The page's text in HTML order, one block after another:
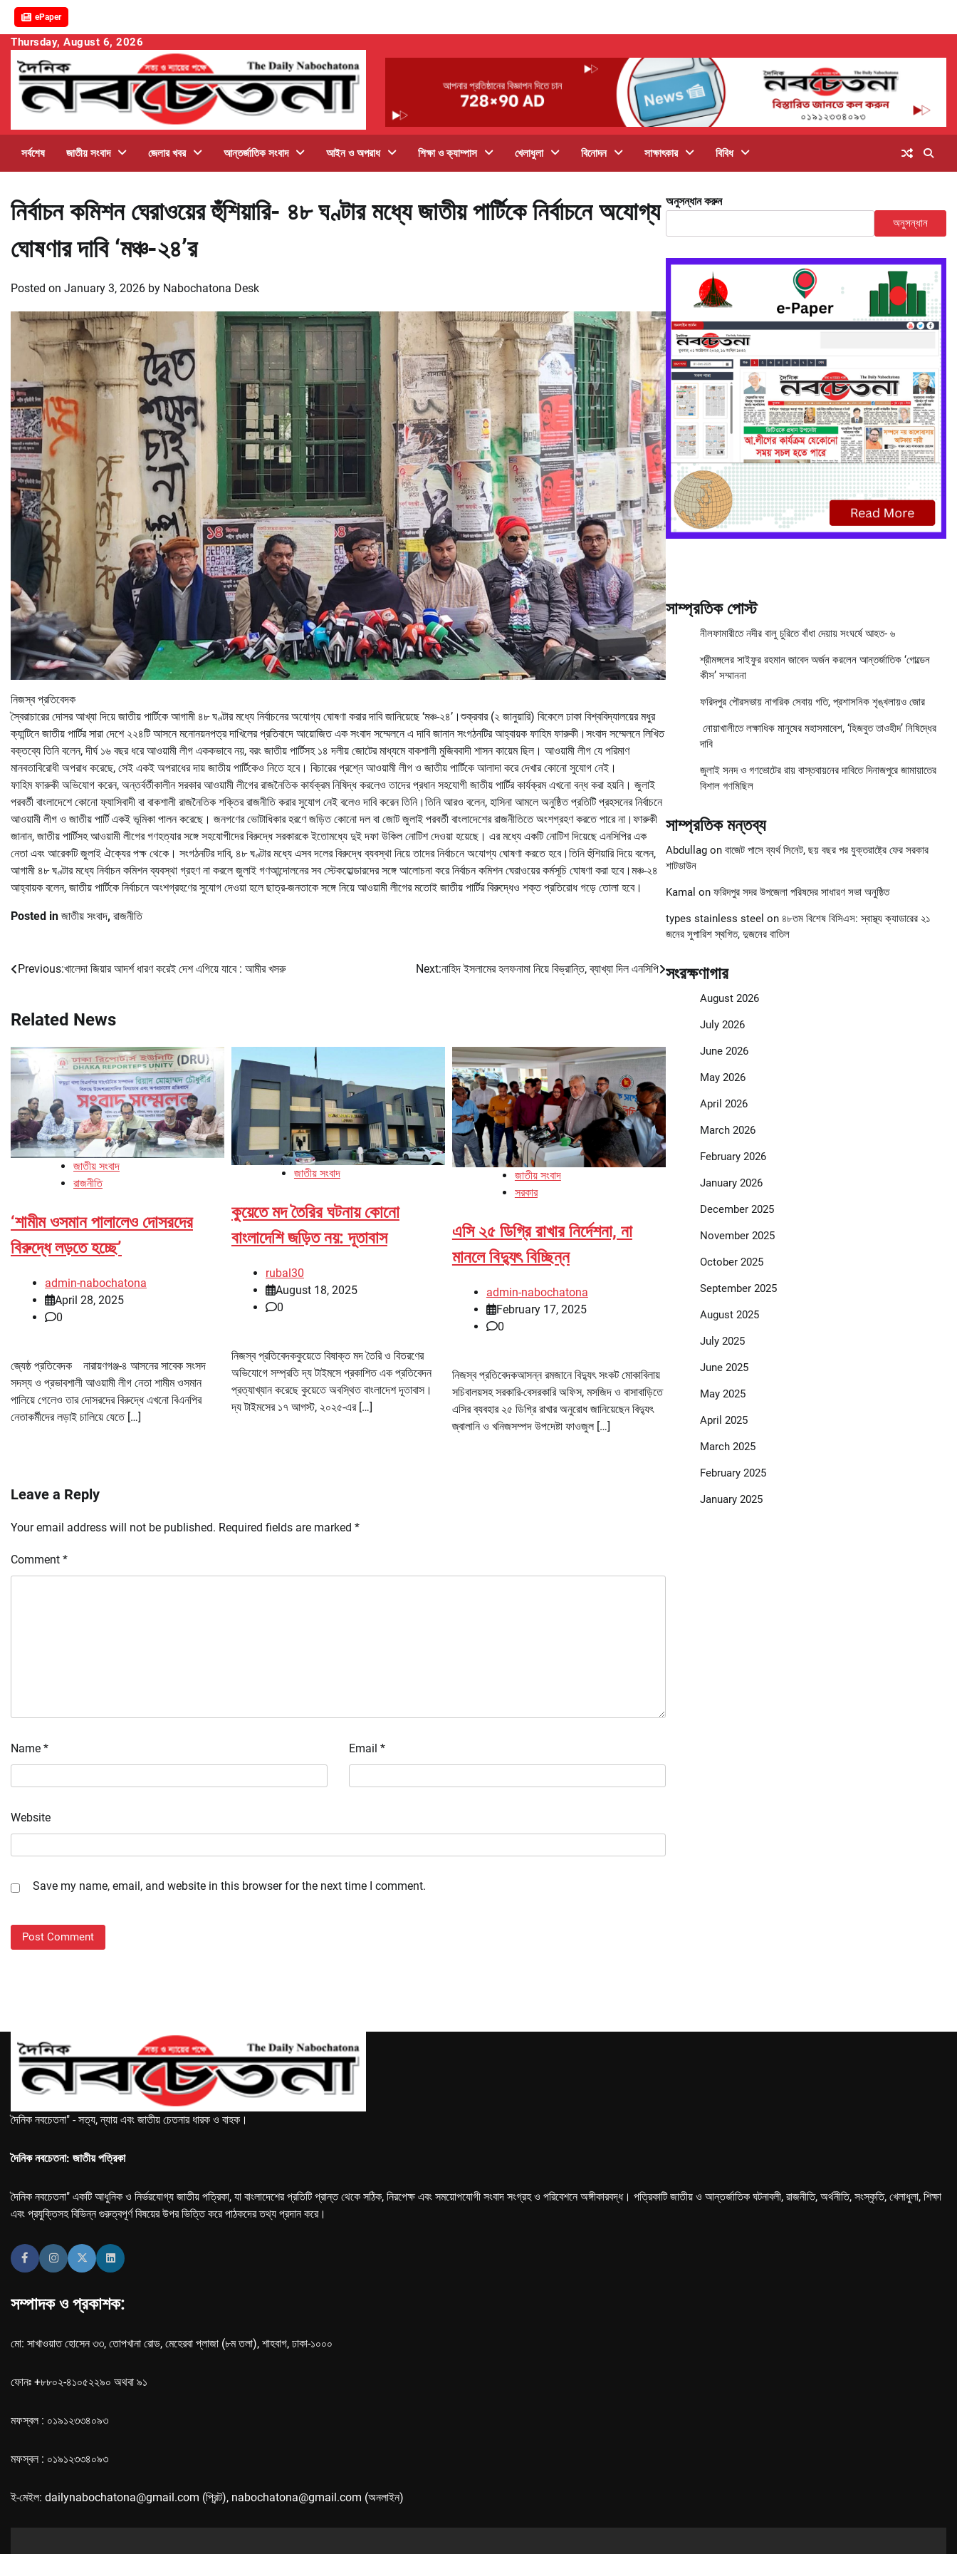
ePaper
Skip
content
Thursday, August 6, 2026
সর্বশেষ জাতীয় সংবাদ জেলার খবর আন্তর্জাতিক সংবাদ আইন ও অপরাধ শিক্ষা ও ক্যাম্পাস খেলাধুলা বিনোদন সাক্ষাৎকার বিবিধ
নির্বাচন কমিশন ঘেরাওয়ের হুঁশিয়ারি- ৪৮ ঘণ্টার মধ্যে জাতীয় পার্টিকে নির্বাচনে অযোগ্য
ঘোষণার দাবি ‘মঞ্চ-২৪’র
Posted on January 3, 2026 by Nabochatona Desk
নিজস্ব প্রতিবেদক
স্বৈরাচারের দোসর আখ্যা দিয়ে জাতীয় পার্টিকে আগামী ৪৮ ঘণ্টার মধ্যে নির্বাচনের অযোগ্য ঘোষণা করার দাবি জানিয়েছে ‘মঞ্চ-২৪’।শুক্রবার (২ জানুয়ারি) বিকেলে ঢাকা বিশ্ববিদ্যালয়ের মধুর
ক্যান্টিনে জাতীয় পার্টির সারা দেশে ২২৪টি আসনে মনোনয়নপত্র দাখিলের প্রতিবাদে আয়োজিত এক সংবাদ সম্মেলনে এ দাবি জানান সংগঠনটির আহ্বায়ক ফাহিম ফারুকী।সংবাদ সম্মেলনে লিখিত
বক্তব্যে তিনি বলেন, দীর্ঘ ১৬ বছর ধরে আওয়ামী লীগ এককভাবে নয়, বরং জাতীয় পার্টিসহ ১৪ দলীয় জোটের মাধ্যমে বাকশালী মুজিববাদী শাসন কায়েম ছিল। আওয়ামী লীগ যে পরিমাণ
মানবতাবিরোধী অপরাধ করেছে, সেই একই অপরাধের দায় জাতীয় পার্টিকেও নিতে হবে। বিচারের প্রশ্নে আওয়ামী লীগ ও জাতীয় পার্টিকে আলাদা করে দেখার কোনো সুযোগ নেই।
ফাহিম ফারুকী অভিযোগ করেন, অন্তর্বর্তীকালীন সরকার আওয়ামী লীগের রাজনৈতিক কার্যক্রম নিষিদ্ধ করলেও তাদের প্রধান সহযোগী জাতীয় পার্টির কার্যক্রম এখনো বন্ধ করা হয়নি। জুলাই
পরবর্তী বাংলাদেশে কোনো ফ্যাসিবাদী বা বাকশালী রাজনৈতিক শক্তির রাজনীতি করার সুযোগ নেই বলেও দাবি করেন তিনি।তিনি আরও বলেন, হাসিনা আমলে অনুষ্ঠিত প্রতিটি প্রহসনের নির্বাচনে
আওয়ামী লীগ ও জাতীয় পার্টি একই ভূমিকা পালন করেছে। জনগণের ভোটাধিকার হরণে জড়িত কোনো দল বা জোট জুলাই পরবর্তী বাংলাদেশের রাজনীতিতে অংশগ্রহণ করতে পারে না।ফারুকী
জানান, জাতীয় পার্টিসহ আওয়ামী লীগের গণহত্যার সঙ্গে সহযোগীদের বিরুদ্ধে সরকারকে ইতোমধ্যে দুই দফা উকিল নোটিশ দেওয়া হয়েছে। এর মধ্যে একটি নোটিশ দিয়েছে এনসিপির এক
নেতা এবং আরেকটি জুলাই ঐক্যের পক্ষ থেকে। সংগঠনটির দাবি, ৪৮ ঘণ্টার মধ্যে এসব দলের বিরুদ্ধে ব্যবস্থা নিয়ে তাদের নির্বাচনে অযোগ্য ঘোষণা করতে হবে।তিনি হুঁশিয়ারি দিয়ে বলেন,
আগামী ৪৮ ঘণ্টার মধ্যে নির্বাচন কমিশন ব্যবস্থা গ্রহণ না করলে জুলাই গণআন্দোলনের সব স্টেকহোল্ডারদের সঙ্গে আলোচনা করে নির্বাচন কমিশন ঘেরাওয়ের কর্মসূচি ঘোষণা করা হবে।মঞ্চ-২৪
আহ্বায়ক বলেন, জাতীয় পার্টিকে নির্বাচনে অংশগ্রহণের সুযোগ দেওয়া হলে ছাত্র-জনতাকে সঙ্গে নিয়ে আওয়ামী লীগের মতোই জাতীয় পার্টির বিরুদ্ধেও শক্ত প্রতিরোধ গড়ে তোলা হবে।
Posted in জাতীয় সংবাদ, রাজনীতি
Post
Previous:খালেদা জিয়ার আদর্শ ধারণ করেই দেশ এগিয়ে যাবে : আমীর খসরু Next:নাহিদ ইসলামের হলফনামা নিয়ে বিভ্রান্তি, ব্যাখ্যা দিল এনসিপি
Related News
জাতীয় সংবাদ
রাজনীতি
‘শামীম ওসমান পালালেও দোসরদের
বিরুদ্ধে লড়তে হচ্ছে’
admin-nabochatona
April 28, 2025
0
জ্যেষ্ঠ প্রতিবেদক নারায়ণগঞ্জ-৪ আসনের সাবেক সংসদ
সদস্য ও প্রভাবশালী আওয়ামী লীগ নেতা শামীম ওসমান
পালিয়ে গেলেও তার দোসরদের বিরুদ্ধে এখনো বিএনপির
নেতাকর্মীদের লড়াই চালিয়ে যেতে […]
জাতীয় সংবাদ
কুয়েতে মদ তৈরির ঘটনায় কোনো
বাংলাদেশি জড়িত নয়: দূতাবাস
rubal30
August 18, 2025
0
নিজস্ব প্রতিবেদককুয়েতে বিষাক্ত মদ তৈরি ও বিতরণের
অভিযোগে সম্প্রতি দ্য টাইমসে প্রকাশিত এক প্রতিবেদন
প্রত্যাখ্যান করেছে কুয়েতে অবস্থিত বাংলাদেশ দূতাবাস।
দ্য টাইমসের ১৭ আগস্ট, ২০২৫-এর […]
জাতীয় সংবাদ
সরকার
এসি ২৫ ডিগ্রি রাখার নির্দেশনা, না
মানলে বিদ্যুৎ বিচ্ছিন্ন
admin-nabochatona
February 17, 2025
0
নিজস্ব প্রতিবেদকআসন্ন রমজানে বিদ্যুৎ সংকট মোকাবিলায়
সচিবালয়সহ সরকারি-বেসরকারি অফিস, মসজিদ ও বাসাবাড়িতে
এসির ব্যবহার ২৫ ডিগ্রি রাখার অনুরোধ জানিয়েছেন বিদ্যুৎ
জ্বালানি ও খনিজসম্পদ উপদেষ্টা ফাওজুল […]
Leave a Reply
Your email address will not be published. Required fields are marked *
Comment *
Name * Email *
Website
Save my name, email, and website in this browser for the next time I comment.
অনুসন্ধান করুন
অনুসন্ধান
সাম্প্রতিক পোস্ট
নীলফামারীতে নদীর বালু চুরিতে বাঁধা দেয়ায় সংঘর্ষে আহত- ৬
শ্রীমঙ্গলের সাইফুর রহমান জাবেদ অর্জন করলেন আন্তর্জাতিক ‘গোল্ডেন
কীস’ সম্মাননা
ফরিদপুর পৌরসভায় নাগরিক সেবায় গতি, প্রশাসনিক শৃঙ্খলায়ও জোর
নোয়াখালীতে লক্ষাধিক মানুষের মহাসমাবেশ, ‘হিজবুত তাওহীদ’ নিষিদ্ধের
দাবি
জুলাই সনদ ও গণভোটের রায় বাস্তবায়নের দাবিতে দিনাজপুরে জামায়াতের
বিশাল গণমিছিল
সাম্প্রতিক মন্তব্য
Abdullagon বাজেট পাসে ব্যর্থ সিনেট, ছয় বছর পর যুক্তরাষ্ট্রে ফের সরকার
শাটডাউন
Kamal on ফরিদপুর সদর উপজেলা পরিষদের সাধারণ সভা অনুষ্ঠিত
types stainless steel on ৪৮তম বিশেষ বিসিএস: স্বাস্থ্য ক্যাডারের ২১
জনের সুপারিশ স্থগিত, দুজনের বাতিল
সংরক্ষণাগার
August 2026
July 2026
June 2026
May 2026
April 2026
March 2026
February 2026
January 2026
December 2025
November 2025
October 2025
September 2025
August 2025
July 2025
June 2025
May 2025
April 2025
March 2025
February 2025
January 2025
দৈনিক নবচেতনা" - সত্য, ন্যায় এবং জাতীয় চেতনার ধারক ও বাহক।
দৈনিক নবচেতনা: জাতীয় পত্রিকা
দৈনিক নবচেতনা" একটি আধুনিক ও নির্ভরযোগ্য জাতীয় পত্রিকা, যা বাংলাদেশের প্রতিটি প্রান্ত থেকে সঠিক, নিরপেক্ষ এবং সময়োপযোগী সংবাদ সংগ্রহ ও পরিবেশনে অঙ্গীকারবদ্ধ। পত্রিকাটি জাতীয় ও আন্তর্জাতিক ঘটনাবলী, রাজনীতি, অর্থনীতি, সংস্কৃতি, খেলাধুলা, শিক্ষা
এবং প্রযুক্তিসহ বিভিন্ন গুরুত্বপূর্ণ বিষয়ের উপর ভিত্তি করে পাঠকদের তথ্য প্রদান করে।
সম্পাদক ও প্রকাশক:
মো: সাখাওয়াত হোসেন ৩৩, তোপখানা রোড, মেহেরবা প্লাজা (৮ম তলা), শাহবাগ, ঢাকা-১০০০
ফোনঃ +৮৮০২-৪১০৫২২৯০ অথবা ৯১
মফস্বল : ০১৯১২৩৩৪০৯৩
মফস্বল : ০১৯১২৩৩৪০৯৩
ই-মেইল: dailynabochatona@gmail.com (প্রিন্ট), nabochatona@gmail.com (অনলাইন)